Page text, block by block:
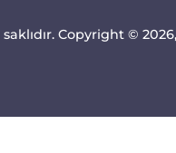
Copyright ©